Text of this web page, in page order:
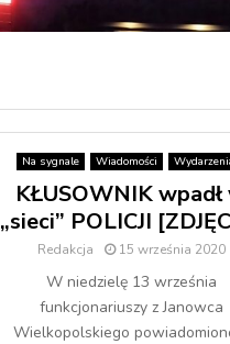
Na sygnale Wiadomości
KŁUSOWNIK wpadł
„sieci” POLICJI
Redakcja 15 września 2020
W niedzielę 13 września
funkcjonariuszy z Janowca
Wielkopolskiego